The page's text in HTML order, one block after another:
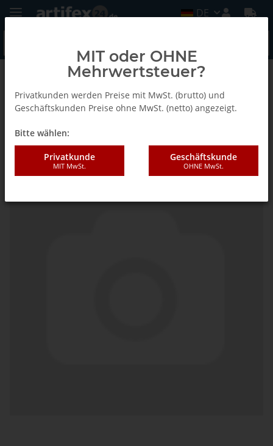
DE
Startseite
Fein Druckstück
MIT oder OHNE
Mehrwertsteuer?
Privatkunden werden Preise mit MwSt. (brutto) und
Geschäftskunden Preise ohne MwSt. (netto) angezeigt.
Bitte wählen:
Privatkunde
MIT MwSt.
Geschäftskunde
OHNE MwSt.